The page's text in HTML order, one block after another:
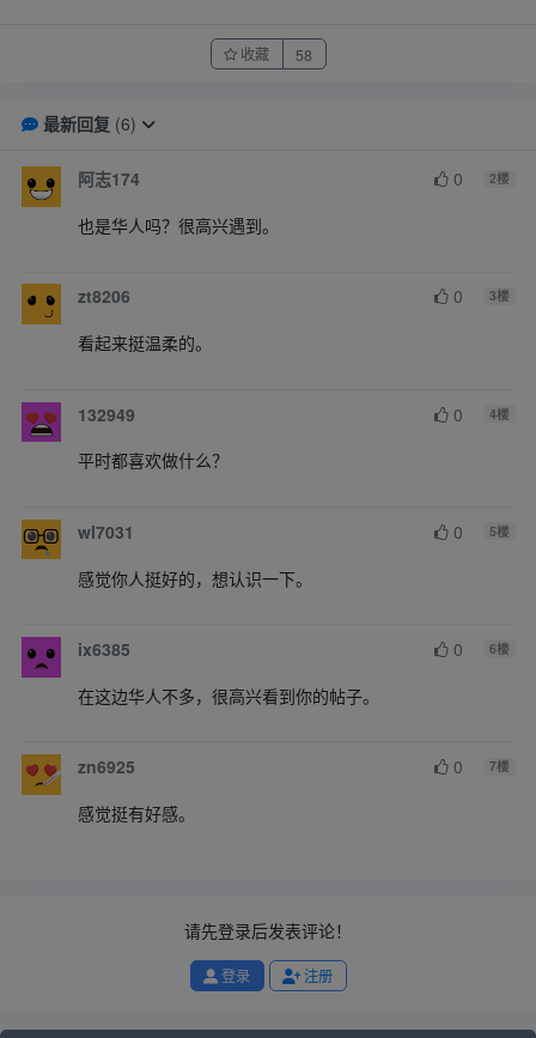
收藏 58
最新回复 (6)
阿志174 0 2楼
也是华人吗？很高兴遇到。
zt8206 0 3楼
看起来挺温柔的。
132949 0 4楼
平时都喜欢做什么？
wl7031 0 5楼
感觉你人挺好的，想认识一下。
ix6385 0 6楼
在这边华人不多，很高兴看到你的帖子。
zn6925 0 7楼
感觉挺有好感。
请先登录后发表评论！
登录 注册